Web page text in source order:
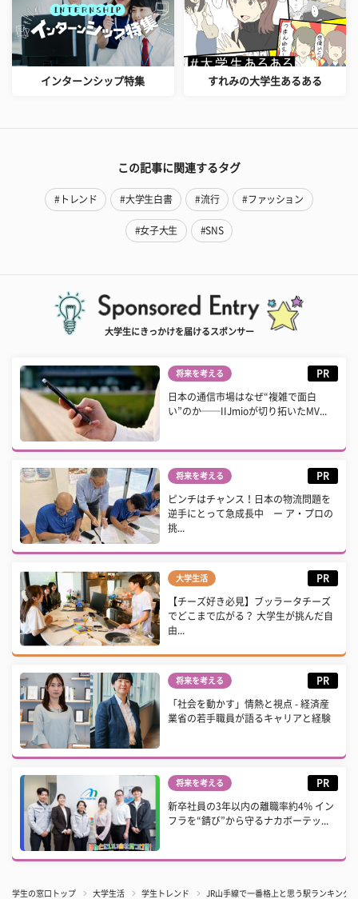
インターンシップ特集 すれみの大学生あるある
この記事に関連するタグ
#トレンド #大学生白書 #流行 #ファッション
#女子大生 #SNS
大学生にきっかけを届けるスポンサー
将来を考える PR
日本の通信市場はなぜ“複雑で面白
い”のか──IIJmioが切り拓いたMV...
将来を考える PR
ピンチはチャンス！日本の物流問題を
逆手にとって急成長中 ー ア・プロの
挑...
大学生活 PR
【チーズ好き必見】ブッラータチーズ
でどこまで広がる？ 大学生が挑んだ自
由...
将来を考える PR
「社会を動かす」情熱と視点 - 経済産
業省の若手職員が語るキャリアと経験
将来を考える PR
新卒社員の3年以内の離職率約4% イン
フラを“錆び”から守るナカボーテッ...
学生の窓口トップ 大学生活 学生トレンド JR山手線で一番格上と思う駅ランキン